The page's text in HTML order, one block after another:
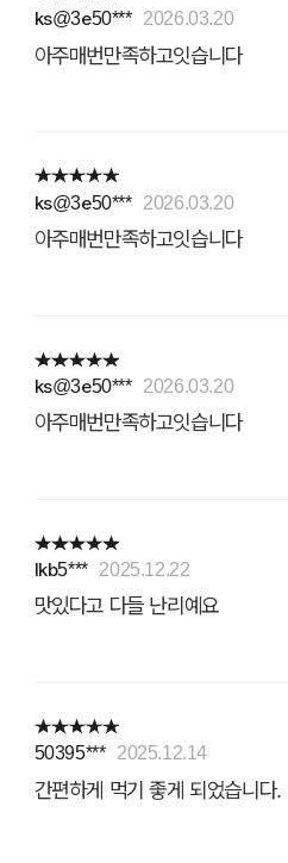
ks@3e50*** 2026.03.20
아주매번만족하고잇습니다
ks@3e50*** 2026.03.20
아주매번만족하고잇습니다
ks@3e50*** 2026.03.20
아주매번만족하고잇습니다
lkb5*** 2025.12.22
맛있다고 다들 난리예요
50395*** 2025.12.14
간편하게 먹기 좋게 되었습니다.